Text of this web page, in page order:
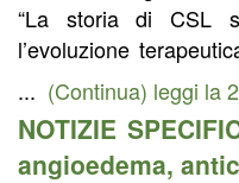
“La storia di CSL
l’evoluzione
... (Continua) leggi la
NOTIZIE
angioedema,